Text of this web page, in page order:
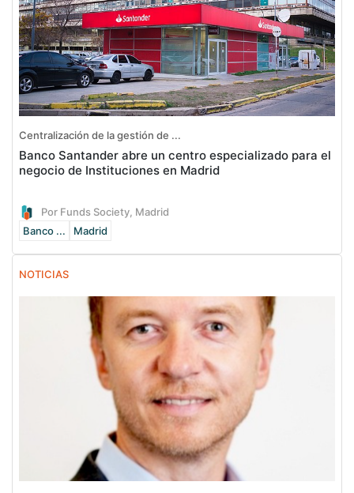
Centralización de la gestión de ...
Banco Santander abre un centro especializado para el
negocio de Instituciones en Madrid
Por Funds Society, Madrid
Banco ...
Madrid
NOTICIAS